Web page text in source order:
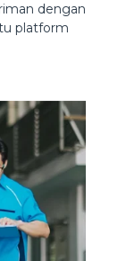
dengan
platform